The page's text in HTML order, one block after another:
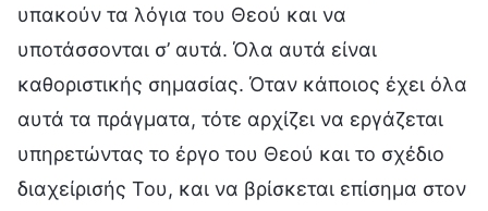
υπακούν τα λόγια του Θεού και να
υποτάσσονται σ’ αυτά. Όλα αυτά είναι
καθοριστικής σημασίας. Όταν κάποιος έχει όλα
αυτά τα πράγματα, τότε αρχίζει να εργάζεται
υπηρετώντας το έργο του Θεού και το σχέδιο
διαχείρισής Του, και να βρίσκεται επίσημα στον